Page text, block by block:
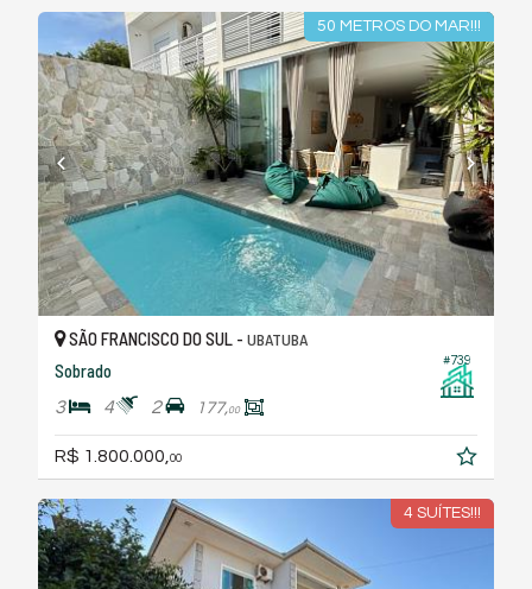
50 METROS DO MAR!!!
#739
SÃO FRANCISCO DO SUL - UBATUBA
Sobrado
3 4 2 177,00
R$ 1.800.000,00
4 SUÍTES!!!